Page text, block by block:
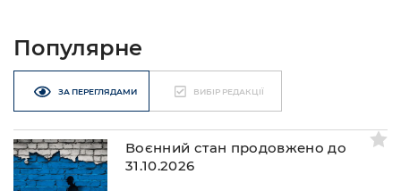
Популярне
ЗА ПЕРЕГЛЯДАМИ ВИБІР РЕДАКЦІЇ
Воєнний стан продовжено до
31.10.2026